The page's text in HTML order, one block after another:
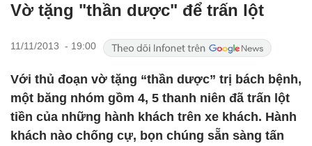
Vờ tặng "thần dược" để trấn lột
11/11/2013 - 19:00
Với thủ đoạn vờ tặng “thần dược” trị bách bệnh,
một băng nhóm gồm 4, 5 thanh niên đã trấn lột
tiền của những hành khách trên xe khách. Hành
khách nào chống cự, bọn chúng sẵn sàng tấn